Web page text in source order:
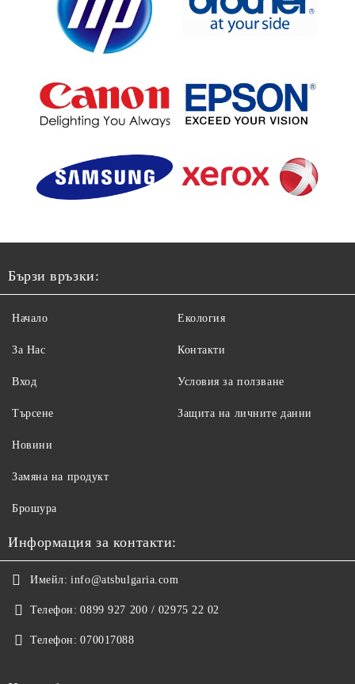
Бързи връзки:
Начало
За Нас
Вход
Търсене
Екология
Контакти
Условия за ползване
Защита на личните данни
Новини
Замяна на продукт
Брошура
Информация за контакти:
Имейл: info@atsbulgaria.com
Телефон: 0899 927 200 / 02975 22 02
Телефон: 070017088